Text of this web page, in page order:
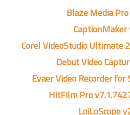
Blaze Media
CaptionMaker
Corel VideoStudio Ultimate
Debut Video
Evaer Video Recorder for
HitFilm Pro
LoiLoScope